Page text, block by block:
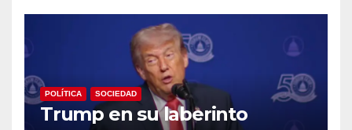
ODIO CONTRA LA
ARGENTINA
POLÍTICA SOCIEDAD
Trump en su laberinto